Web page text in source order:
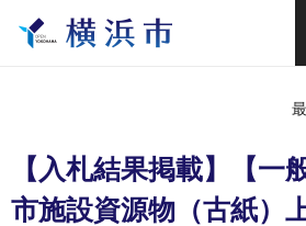
【入札結果掲載】【一
市施設資源物（古紙）